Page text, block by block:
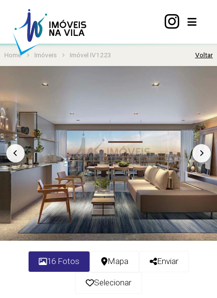
Home
Mariana
Imóveis
Viva
Vila
Sobre
nós
Contato
Home Imóveis Imóvel IV1223 Voltar
16 Fotos Mapa Enviar
Selecionar